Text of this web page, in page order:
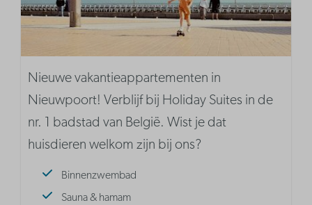
Nieuwe vakantieappartementen in
Nieuwpoort! Verblijf bij Holiday Suites in de
nr. 1 badstad van België. Wist je dat
huisdieren welkom zijn bij ons?
Binnenzwembad
Sauna & hamam